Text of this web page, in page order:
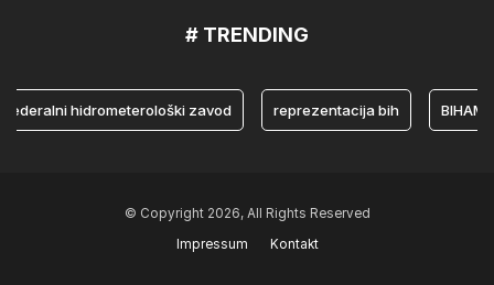
# TRENDING
hidrometerološki zavod reprezentacija bih BIHAMK
© Copyright 2026, All Rights Reserved
Impressum
Kontakt